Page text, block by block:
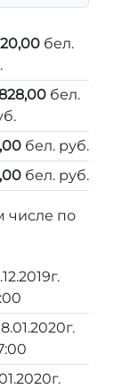
бел.
бел.
бел. руб.
бел. руб.
числе по